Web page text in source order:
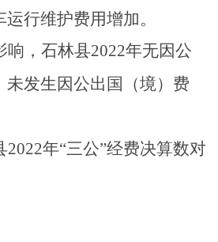
行维护费用增加。
响，石林县2022年无因公
未发生因公出国（境）费
2022年“三公”经费决算数对